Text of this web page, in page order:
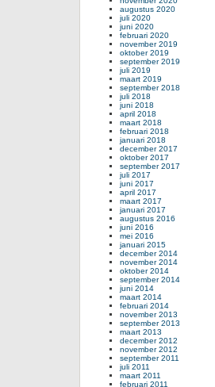
augustus 2020
juli 2020
juni 2020
februari 2020
november 2019
oktober 2019
september 2019
juli 2019
maart 2019
september 2018
juli 2018
juni 2018
april 2018
maart 2018
februari 2018
januari 2018
december 2017
oktober 2017
september 2017
juli 2017
juni 2017
april 2017
maart 2017
januari 2017
augustus 2016
juni 2016
mei 2016
januari 2015
december 2014
november 2014
oktober 2014
september 2014
juni 2014
maart 2014
februari 2014
november 2013
september 2013
maart 2013
december 2012
november 2012
september 2011
juli 2011
maart 2011
februari 2011